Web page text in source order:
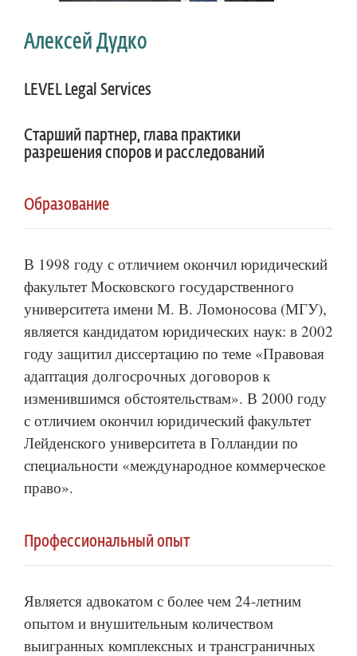
Алексей Дудко
LEVEL Legal Services
Старший партнер, глава практики
разрешения споров и расследований
Образование
В 1998 году с отличием окончил юридический
факультет Московского государственного
университета имени М. В. Ломоносова (МГУ),
является кандидатом юридических наук: в 2002
году защитил диссертацию по теме «Правовая
адаптация долгосрочных договоров к
изменившимся обстоятельствам». В 2000 году
с отличием окончил юридический факультет
Лейденского университета в Голландии по
специальности «международное коммерческое
право».
Профессиональный опыт
Является адвокатом с более чем 24-летним
опытом и внушительным количеством
выигранных комплексных и трансграничных